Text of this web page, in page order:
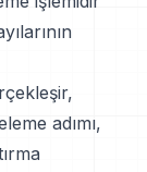
adımı,